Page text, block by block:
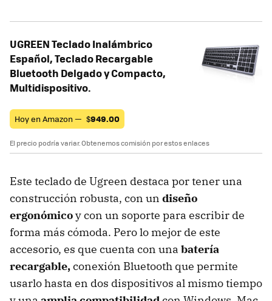
UGREEN Teclado Inalámbrico
Español, Teclado Recargable
Bluetooth Delgado y Compacto,
Multidispositivo.
Hoy en Amazon — $949.00
El precio podría variar. Obtenemos comisión por estos enlaces
Este teclado de Ugreen destaca por tener una
construcción robusta, con un diseño
ergonómicoy con un soporte para escribir de
forma más cómoda. Pero lo mejor de este
accesorio, es que cuenta con una batería
recargable,conexión Bluetooth que permite
usarlo hasta en dos dispositivos al mismo tiempo